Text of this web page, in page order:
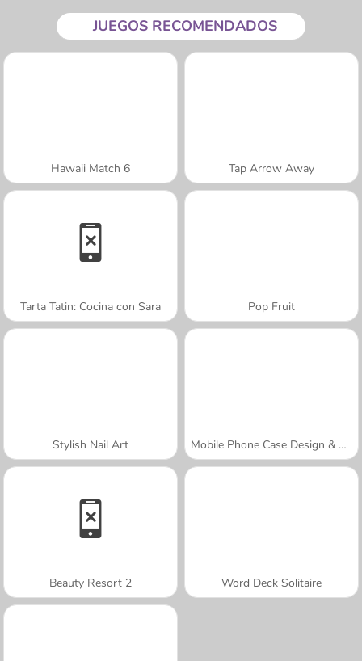
JUEGOS RECOMENDADOS
Hawaii Match 6 Tap Arrow Away
Tarta Tatin: Cocina con Sara Pop Fruit
Stylish Nail Art Mobile Phone Case Design & DIY
Beauty Resort 2 Word Deck Solitaire